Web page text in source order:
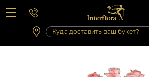
Вопросы-ответы
Сб 10:00 ‐ 14:00
Выходные и праздничные дни